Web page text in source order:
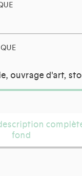
ouvrage d'art,
fond